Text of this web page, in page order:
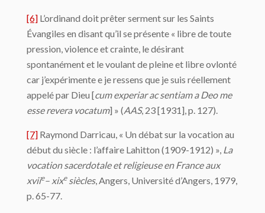
[6] L’ordinand doit prêter serment sur les Saints
Évangiles en disant qu’il se présente « libre de toute
pression, violence et crainte, le désirant
spontanément et le voulant de pleine et libre ovlonté
car j’expérimente e je ressens que je suis réellement
appelé par Dieu [cum experiar ac sentiam a Deo me
esse revera vocatum] » (AAS, 23 [1931], p. 127).
[7] Raymond Darricau, « Un débat sur la vocation au
début du siècle : l’affaire Lahitton (1909-1912) », La
vocation sacerdotale et religieuse en France aux
xviie– xixesiècles, Angers, Université d’Angers, 1979,
p. 65-77.